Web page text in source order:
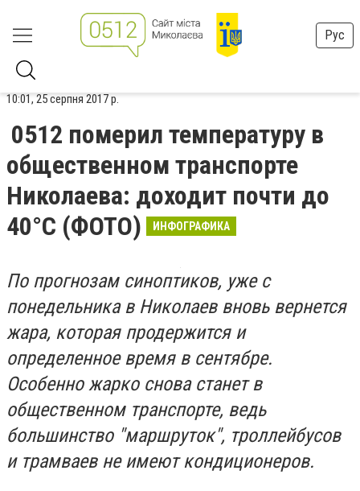
Рус
10:01, 25 серпня 2017 р.
0512 померил температуру в
общественном транспорте
Николаева: доходит почти до
40°C (ФОТО)
ИНФОГРАФИКА
По прогнозам синоптиков, уже с
понедельника в Николаев вновь вернется
жара, которая продержится и
определенное время в сентябре.
Особенно жарко снова станет в
общественном транспорте, ведь
большинство "маршруток", троллейбусов
и трамваев не имеют кондиционеров.